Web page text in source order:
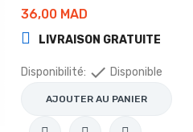
36,00 MAD
LIVRAISON GRATUITE
Disponibilité:  Disponible
AJOUTER AU PANIER